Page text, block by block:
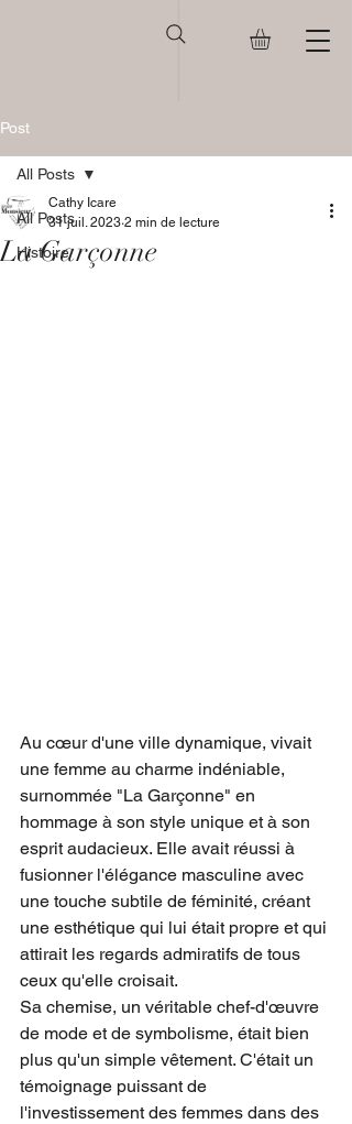
Post
All Posts
Histoire
All Posts
La Garçonne
Cathy Icare
31 juil. 2023 2 min de lecture
Au cœur d'une ville dynamique, vivait
une femme au charme indéniable,
surnommée "La Garçonne" en
hommage à son style unique et à son
esprit audacieux. Elle avait réussi à
fusionner l'élégance masculine avec
une touche subtile de féminité, créant
une esthétique qui lui était propre et qui
attirait les regards admiratifs de tous
ceux qu'elle croisait.
Sa chemise, un véritable chef-d'œuvre
de mode et de symbolisme, était bien
plus qu'un simple vêtement. C'était un
témoignage puissant de
l'investissement des femmes dans des